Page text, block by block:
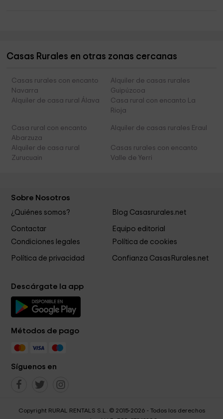
Casas Rurales en otras zonas cercanas
Casas rurales con encanto
Navarra
Alquiler de casas rurales
Guipúzcoa
Alquiler de casa rural Álava
Casa rural con encanto La
Rioja
Casa rural con encanto
Abarzuza
Alquiler de casas rurales Eraul
Alquiler de casa rural
Zurucuain
Casas rurales con encanto
Valle de Yerri
Sobre Nosotros
¿Quiénes somos? Blog Casasrurales.net
Contactar
Equipo editorial
Condiciones legales
Política de cookies
Política de privacidad Confianza CasasRurales.net
Descárgate la app
Métodos de pago
Síguenos en
Copyright RURAL RENTALS S.L. © 2015-2026 - Todos los derechos